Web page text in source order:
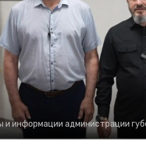
и информации администрации